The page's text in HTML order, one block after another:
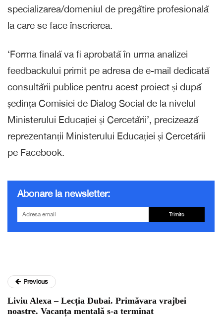
specializarea/domeniul de pregătire profesională
la care se face înscrierea.
‘Forma finală va fi aprobată în urma analizei
feedbackului primit pe adresa de e-mail dedicată
consultării publice pentru acest proiect și după
ședința Comisiei de Dialog Social de la nivelul
Ministerului Educației și Cercetării’, precizează
reprezentanții Ministerului Educației și Cercetării
pe Facebook.
Abonare la newsletter:
Trimite
Previous
Liviu Alexa – Lecția Dubai. Primǎvara vrajbei
noastre. Vacanța mentalǎ s-a terminat